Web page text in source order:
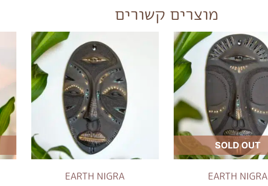
מוצרים קשורים
SOLD OUT
EARTH NIGRA
EARTH NIGRA